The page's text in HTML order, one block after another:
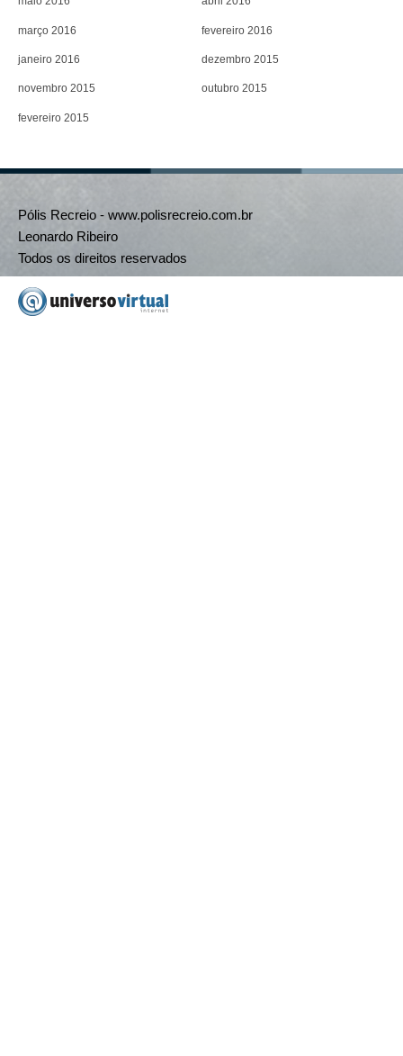
março 2016 fevereiro 2016
janeiro 2016 dezembro 2015
novembro 2015 outubro 2015
fevereiro 2015
Pólis Recreio - www.polisrecreio.com.br
Leonardo Ribeiro
Todos os direitos reservados